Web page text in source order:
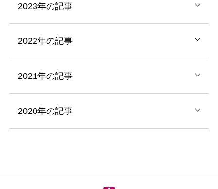
2023年の記事
2022年の記事
2021年の記事
2020年の記事